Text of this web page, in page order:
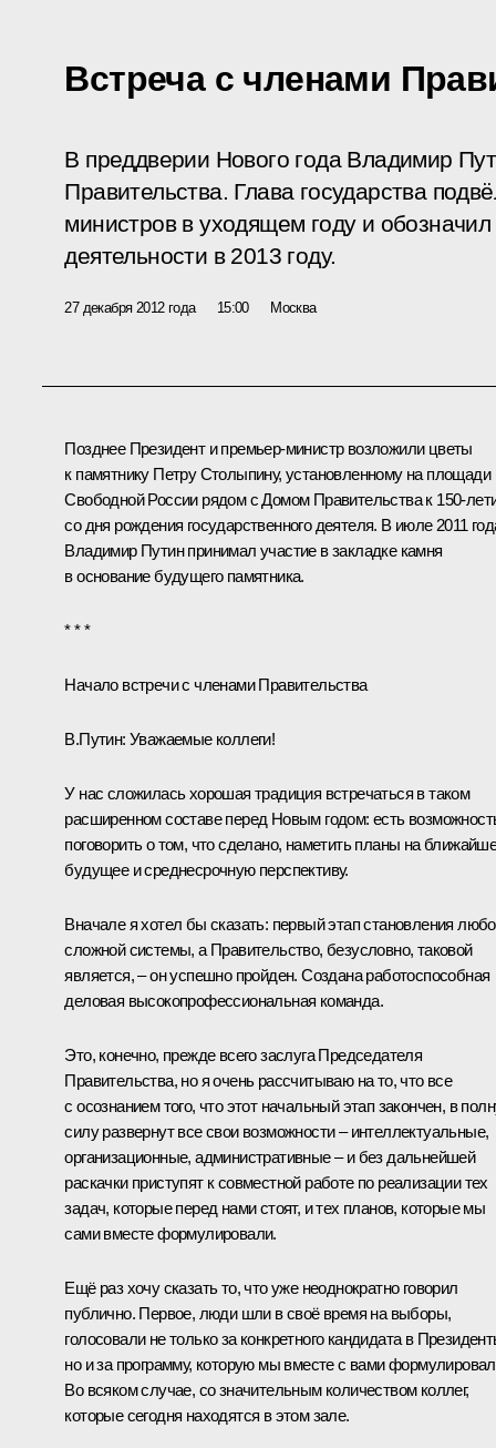
Встреча с членами
В преддверии Нового года Владимир
Правительства. Глава государства
министров в уходящем году и
деятельности в 2013 году.
27 декабря 2012 года 15:00 Москва
Позднее Президент и премьер-министр возложили цветы
к памятнику Петру Столыпину, установленному на площади
Свободной России рядом с Домом Правительства к 150-
со дня рождения государственного деятеля. В июле 2011
Владимир Путин принимал участие в закладке камня
в основание будущего памятника.
* * *
Начало встречи с членами Правительства
В.Путин: Уважаемые коллеги!
У нас сложилась хорошая традиция встречаться в таком
расширенном составе перед Новым годом: есть
поговорить о том, что сделано, наметить планы на
будущее и среднесрочную перспективу.
Вначале я хотел бы сказать: первый этап становления
сложной системы, а Правительство, безусловно, таковой
является, – он успешно пройден. Создана работоспособная
деловая высокопрофессиональная команда.
Это, конечно, прежде всего заслуга Председателя
Правительства, но я очень рассчитываю на то, что все
с осознанием того, что этот начальный этап закончен, в
силу развернут все свои возможности – интеллектуальные,
организационные, административные – и без дальнейшей
раскачки приступят к совместной работе по реализации тех
задач, которые перед нами стоят, и тех планов, которые мы
сами вместе формулировали.
Ещё раз хочу сказать то, что уже неоднократно говорил
публично. Первое, люди шли в своё время на выборы,
голосовали не только за конкретного кандидата в
но и за программу, которую мы вместе с вами
Во всяком случае, со значительным количеством коллег,
которые сегодня находятся в этом зале.